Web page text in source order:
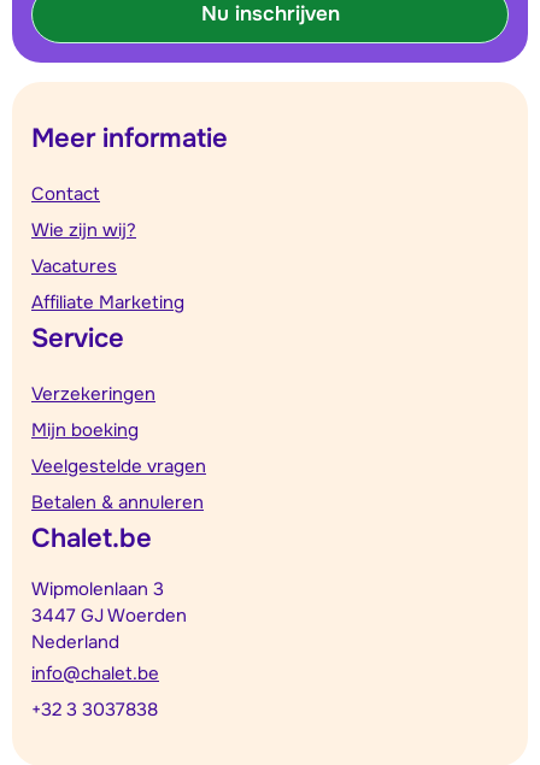
Nu inschrijven
Meer informatie
Contact
Wie zijn wij?
Vacatures
Affiliate Marketing
Service
Verzekeringen
Mijn boeking
Veelgestelde vragen
Betalen & annuleren
Chalet.be
Wipmolenlaan 3
3447 GJ Woerden
Nederland
info@chalet.be
+32 3 3037838